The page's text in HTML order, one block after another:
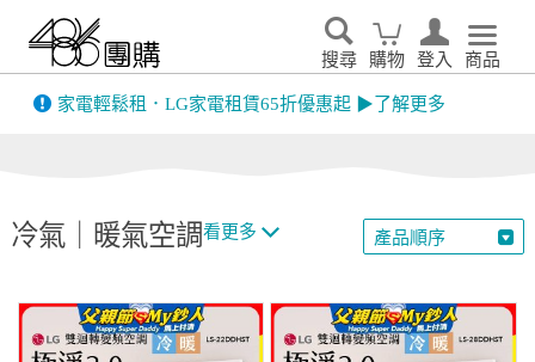
搜尋 購物 登入 商品
家電輕鬆租．LG家電租賃65折優惠起 ▶了解更多
冷氣｜暖氣空調看更多 產品順序